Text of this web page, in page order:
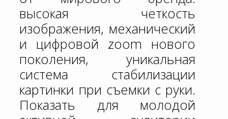
высокая четкость
изображения, механический
и цифровой zoom нового
поколения, уникальная
система стабилизации
картинки при съемки с руки.
Показать для молодой